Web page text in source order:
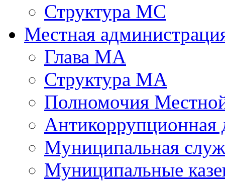
Структура МС
Местная
Глава МА
Структура МА
Полномочия
Антикоррупционная
Муниципальная
Муниципальные